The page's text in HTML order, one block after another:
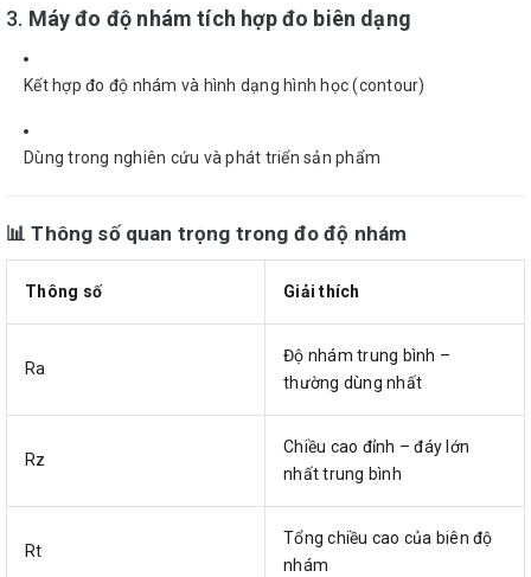
3. Máy đo độ nhám tích hợp đo biên dạng
Kết hợp đo độ nhám và hình dạng hình học (contour)
Dùng trong nghiên cứu và phát triển sản phẩm
📊 Thông số quan trọng trong đo độ nhám
Thông số Giải thích
Ra
Độ nhám trung bình –
thường dùng nhất
Rz
Chiều cao đỉnh – đáy lớn
nhất trung bình
Rt
Tổng chiều cao của biên độ
nhám